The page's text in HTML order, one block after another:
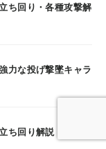
ち回り・各種攻撃解
力な投げ撃墜キャラ
ち回り解説 | 全一